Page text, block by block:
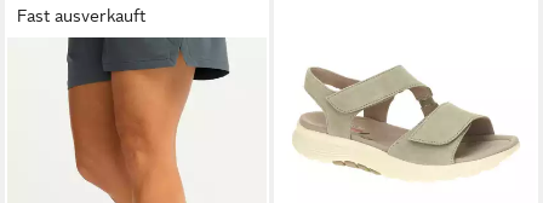
Fast ausverkauft
JACK WOLFSKINRIDGE
SANDAL W Outdoorsandale
71,99 €
GABOR
86.815.11 Sandalette
110,95 €